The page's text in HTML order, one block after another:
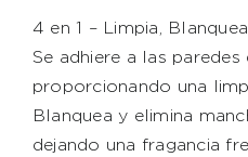
4 en 1 – Limpia,
Se adhiere a las
proporcionando una
Blanquea y elimina
dejando una fragancia